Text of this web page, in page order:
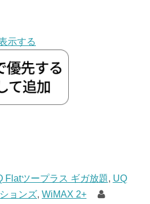
示する
Flatツープラス ギガ放題, UQ
ョンズ, WiMAX 2+